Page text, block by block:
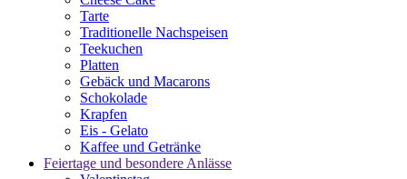
Tarte
Traditionelle Nachspeisen
Teekuchen
Platten
Gebäck und Macarons
Schokolade
Krapfen
Eis - Gelato
Kaffee und Getränke
Feiertage und besondere Anlässe